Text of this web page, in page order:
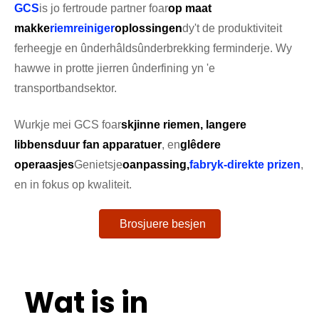
GCSis jo fertroude partner foarop maat
makkeriemreinigeroplossingendy't de produktiviteit
ferheegje en ûnderhâldsûnderbrekking ferminderje. Wy
hawwe in protte jierren ûnderfining yn 'e
transportbandsektor.
Wurkje mei GCS foarskjinne riemen, langere
libbensduur fan apparatuer, englêdere
operaasjesGenietsjeoanpassing,fabryk-direkte prizen,
en in fokus op kwaliteit.
Brosjuere besjen
Wat is in